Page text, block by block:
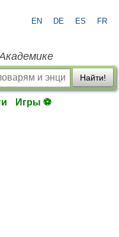
EN DE ES FR
Найти!
Игры ⚽